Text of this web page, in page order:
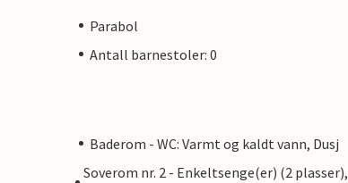
Parabol
Antall barnestoler: 0
Baderom - WC: Varmt og kaldt vann, Dusj
Soverom nr. 2 - Enkeltsenge(er) (2 plasser),